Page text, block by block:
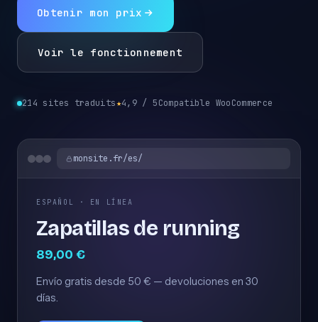
Obtenir mon prix
Voir le fonctionnement
214 sites traduits★4,9 / 5Compatible WooCommerce
monsite.fr/es/
ESPAÑOL · EN LÍNEA
Zapatillas de running
89,00 €
Envío gratis desde 50 € — devoluciones en 30
días.